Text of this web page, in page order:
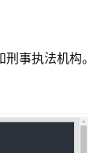
事执法机构。